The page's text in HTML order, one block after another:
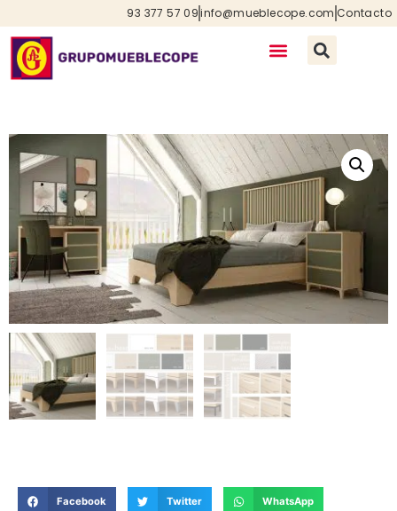
93 377 57 09info@mueblecope.com Contacto
Facebook Twitter WhatsApp